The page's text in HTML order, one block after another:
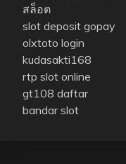
สล็อต
slot deposit gopay
olxtoto login
kudasakti168
rtp slot online
gt108 daftar
bandar slot